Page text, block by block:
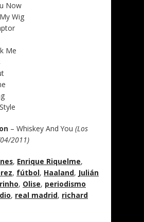
Now
Wig
Me
– Whiskey And You (Los
2011)
, Enrique Riquelme,
, fútbol, Haaland, Julián
, Olise, periodismo
, real madrid, richard